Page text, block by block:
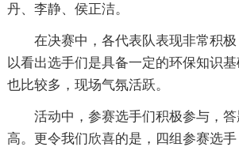
丹、李静、侯正洁。
在决赛中，各代表队表现非常积
以看出选手们是具备一定的环保知识
也比较多，现场气氛活跃。
活动中，参赛选手们积极参与，
高。更令我们欣喜的是，四组参赛选